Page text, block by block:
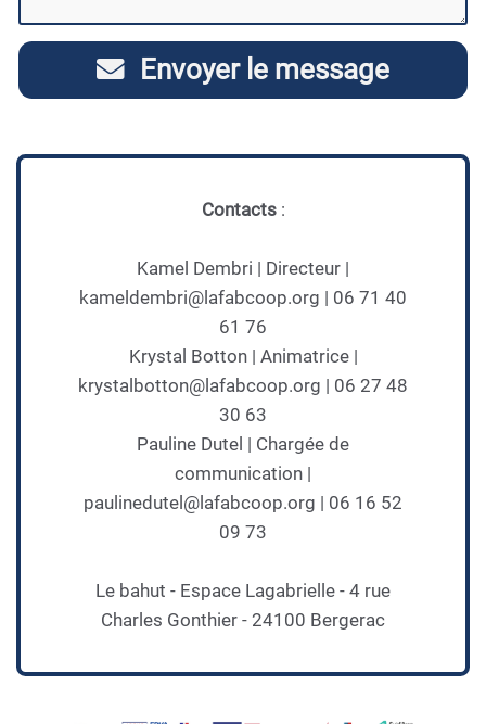
Envoyer le message
Contacts:
Kamel Dembri | Directeur |
kameldembri@lafabcoop.org | 06 71 40
61 76
Krystal Botton | Animatrice |
krystalbotton@lafabcoop.org | 06 27 48
30 63
Pauline Dutel | Chargée de
communication |
paulinedutel@lafabcoop.org | 06 16 52
09 73
Le bahut - Espace Lagabrielle - 4 rue
Charles Gonthier - 24100 Bergerac